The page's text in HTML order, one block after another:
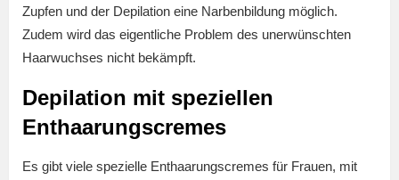
Zupfen und der Depilation eine Narbenbildung möglich.
Zudem wird das eigentliche Problem des unerwünschten
Haarwuchses nicht bekämpft.
Depilation mit speziellen
Enthaarungscremes
Es gibt viele spezielle Enthaarungscremes für Frauen, mit